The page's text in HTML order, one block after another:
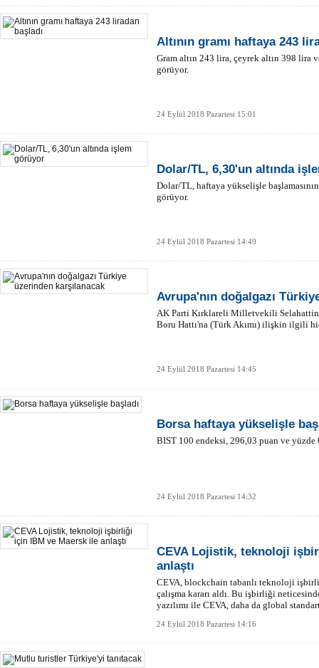
Altının gramı haftaya 243
Gram altın 243 lira, çeyrek altın 398 lira
görüyor.
24 Eylül 2018 Pazartesi 15:01
Dolar/TL, 6,30'un altında
Dolar/TL, haftaya yükselişle
görüyor.
24 Eylül 2018 Pazartesi 14:49
Avrupa'nın doğalgazı
AK Parti Kırklareli Milletvekili Selahattin
Boru Hattı'na (Türk Akımı) ilişkin ilgili
24 Eylül 2018 Pazartesi 14:45
Borsa haftaya yükselişle
BIST 100 endeksi, 296,03 puan ve yüzde
24 Eylül 2018 Pazartesi 14:32
CEVA Lojistik, teknoloji
anlaştı
CEVA, blockchain tabanlı teknoloji
çalışma kararı aldı. Bu işbirliği
yazılımı ile CEVA, daha da global
24 Eylül 2018 Pazartesi 14:16